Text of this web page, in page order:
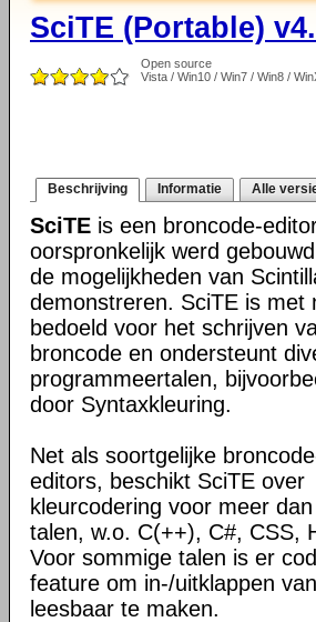
SciTE (Portable)
Open source
Vista / Win10 / Win7 / Win8 /
Beschrijving Informatie Alle
SciTE is een broncode-
oorspronkelijk werd
de mogelijkheden van
demonstreren. SciTE is met
bedoeld voor het schrijven
broncode en ondersteunt
programmeertalen,
door Syntaxkleuring.
Net als soortgelijke
editors, beschikt SciTE over
kleurcodering voor meer
talen, w.o. C(++), C#, CSS,
Voor sommige talen is er
feature om in-/uitklappen
leesbaar te maken.